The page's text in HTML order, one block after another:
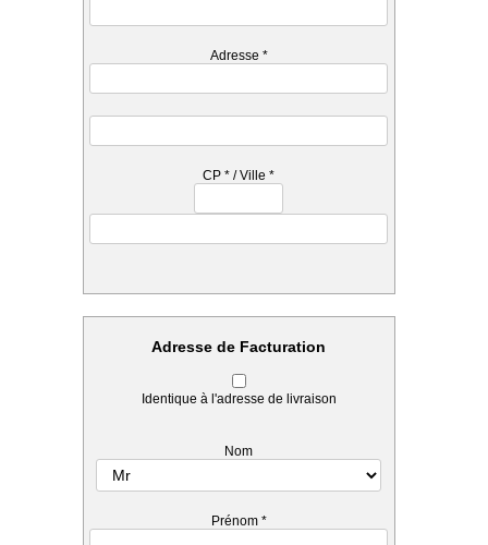
Adresse *
CP * / Ville *
Adresse de Facturation
Identique à l'adresse de livraison
Nom
Prénom *